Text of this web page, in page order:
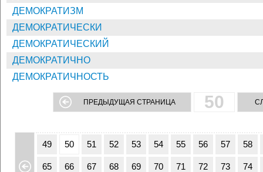
ДЕМОКРАТИЗМ
ДЕМОКРАТИЧЕСКИ
ДЕМОКРАТИЧЕСКИЙ
ДЕМОКРАТИЧНО
ДЕМОКРАТИЧНОСТЬ
ПРЕДЫДУЩАЯ СТРАНИЦА 50
32
49 50 51 52 53 54 55 56 57 58
65 66 67 68 69 70 71 72 73 74